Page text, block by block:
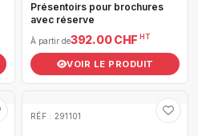
Présentoirs pour brochures
avec réserve
À partir de392.00 CHF HT
VOIR LE PRODUIT
RÉF : 291101